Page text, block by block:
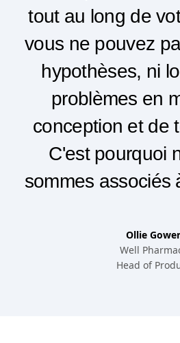
tout au long de
vous ne pouvez
hypothèses, ni
problèmes en
conception et de
C'est pourquoi
sommes associés
Ollie Gower
Well
Head of